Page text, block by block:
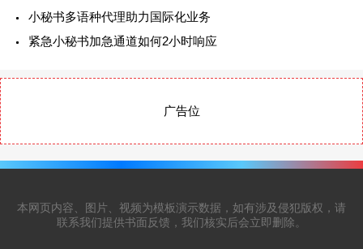
小秘书多语种代理助力国际化业务
紧急小秘书加急通道如何2小时响应
广告位
本网页内容、图片、视频为模板演示数据，如有涉及侵犯版权，请
联系我们提供书面反馈，我们核实后会立即删除。